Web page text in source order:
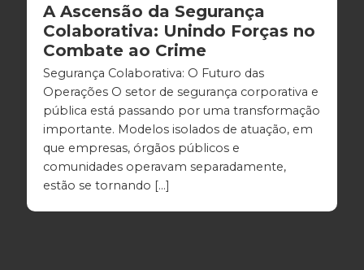
A Ascensão da Segurança
Colaborativa: Unindo Forças no
Combate ao Crime
Segurança Colaborativa: O Futuro das
Operações O setor de segurança corporativa e
pública está passando por uma transformação
importante. Modelos isolados de atuação, em
que empresas, órgãos públicos e
comunidades operavam separadamente,
estão se tornando […]